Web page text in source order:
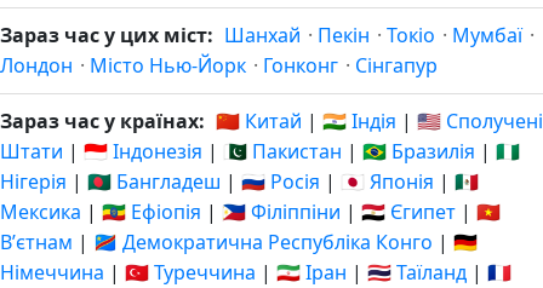
Зараз час у цих міст: Шанхай · Пекін · Токіо · Мумбаї ·
Лондон · Місто Нью-Йорк · Гонконг · Сінгапур
Зараз час у країнах: 🇨🇳 Китай | 🇮🇳 Індія | 🇺🇸 Сполучені
Штати | 🇮🇩 Індонезія | 🇵🇰 Пакистан | 🇧🇷 Бразилія | 🇳🇬
Нігерія | 🇧🇩 Бангладеш | 🇷🇺 Росія | 🇯🇵 Японія | 🇲🇽
Мексика | 🇪🇹 Ефіопія | 🇵🇭 Філіппіни | 🇪🇬 Єгипет | 🇻🇳
Вʼєтнам | 🇨🇩 Демократична Республіка Конго | 🇩🇪
Німеччина | 🇹🇷 Туреччина | 🇮🇷 Іран | 🇹🇭 Таїланд | 🇫🇷